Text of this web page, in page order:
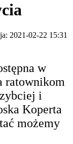
2021-02-22 15:31
w
ratownikom
i
Koperta
możemy